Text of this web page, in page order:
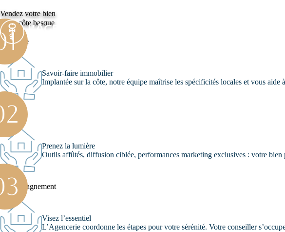
Vendez votre bien
sur la côte basque
Expertise
Savoir-faire immobilier
Implantée sur la côte, notre équipe maîtrise les spécificités locales et vous
Service
Prenez la lumière
Outils affûtés, diffusion ciblée, performances marketing exclusives : votre bien
Accompagnement
Visez l’essentiel
L’Agencerie coordonne les étapes pour votre sérénité. Votre conseiller